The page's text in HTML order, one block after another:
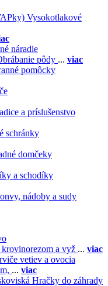
Vysokotlakové
náradie
pôdy ... viac
pomôcky
a príslušenstvo
schránky
domčeky
a schodíky
nádoby a sudy
a vyž ... viac
vetiev a ovocia
... viac
Hračky do záhrady